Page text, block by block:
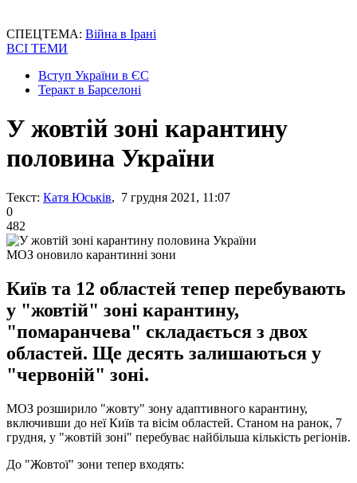
СПЕЦТЕМА: Війна в Ірані
ВСІ ТЕМИ
Вступ України в ЄС
Теракт в Барселоні
У жовтій зоні карантину
половина України
Текст: Катя Юськів, 7 грудня 2021, 11:07
0
482
МОЗ оновило карантинні зони
Київ та 12 областей тепер перебувають
у "жовтій" зоні карантину,
"помаранчева" складається з двох
областей. Ще десять залишаються у
"червоній" зоні.
МОЗ розширило "жовту" зону адаптивного карантину,
включивши до неї Київ та вісім областей. Станом на ранок, 7
грудня, у "жовтій зоні" перебуває найбільша кількість регіонів.
До "Жовтої" зони тепер входять: